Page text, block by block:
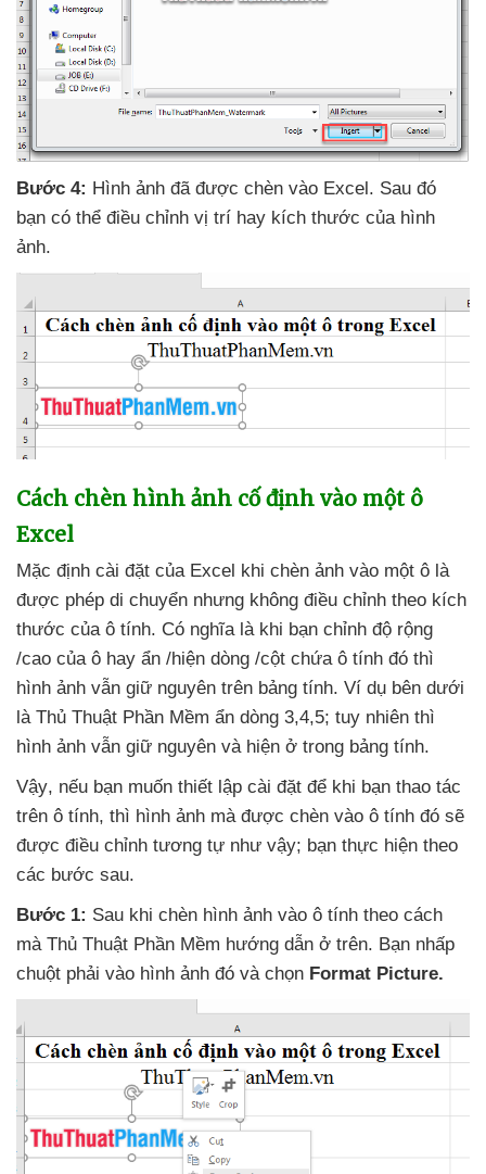
Bước 4: Hình ảnh đã được chèn vào Excel . Sau đó
bạn có thể điều chỉnh vị trí hay kích thước của hình
ảnh.
Cách chèn hình ảnh cố định vào một ô
Excel
Mặc định cài đặt của Excel khi chèn ảnh vào một ô là
được phép di chuyển nhưng không điều chỉnh theo kích
thước của ô tính. Có nghĩa là khi bạn chỉnh độ rộng
/cao của ô hay ẩn /hiện dòng /cột chứa ô tính đó thì
hình ảnh vẫn giữ nguyên trên bảng tính. Ví dụ bên dưới
là Thủ Thuật Phần Mềm ẩn dòng 3,4,5; tuy nhiên thì
hình ảnh vẫn giữ nguyên và hiện ở trong bảng tính.
Vậy, nếu bạn muốn thiết lập cài đặt để khi bạn thao tác
trên ô tính, thì hình ảnh mà được chèn vào ô tính đó sẽ
được điều chỉnh tương tự như vậy; bạn thực hiện theo
các bước sau.
Bước 1: Sau khi chèn hình ảnh vào ô tính theo cách
mà Thủ Thuật Phần Mềm hướng dẫn ở trên. Bạn nhấp
chuột phải vào hình ảnh đó và chọn Format Picture.